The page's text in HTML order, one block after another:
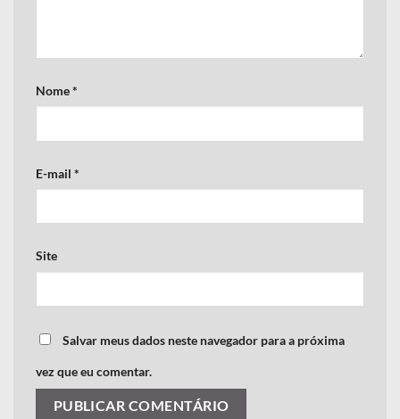
Nome*
E-mail *
Site
Salvar meus dados neste navegador para a próxima
vez que eu comentar.